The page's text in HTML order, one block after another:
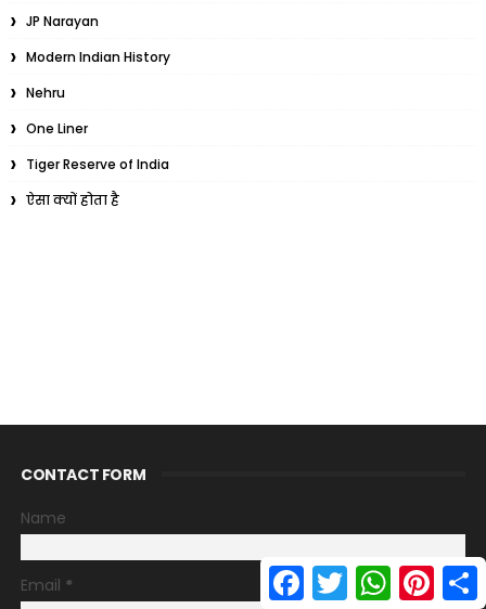
JP Narayan
Modern Indian History
Nehru
One Liner
Tiger Reserve of India
ऐसा क्यों होता है
CONTACT FORM
Name
Email *
a
T
w
W
h